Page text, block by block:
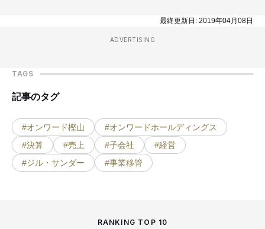
最終更新日: 2019年04月08日
ADVERTISING
TAGS
記事のタグ
#オンワード樫山
#オンワードホールディングス
#決算
#売上 #子会社
#経営
#ジル・サンダー
#事業移管
RANKING TOP 10